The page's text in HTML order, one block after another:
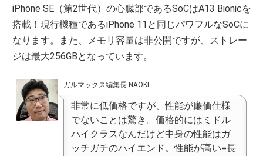
iPhone SE（第2世代）の心臓部であるSoCはA13 Bionicを
搭載！現行機種であるiPhone 11と同じパワフルなSoCに
なります。また、メモリ容量は非公開ですが、ストレー
ジは最大256GBとなっています。
ガルマックス編集長 NAOKI
非常に低価格ですが、性能が廉価仕様
でないことは驚き。価格的にはミドル
ハイクラスなんだけど中身の性能はガ
ッチガチのハイエンド。性能が高い=長